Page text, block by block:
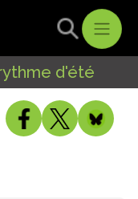
d'été